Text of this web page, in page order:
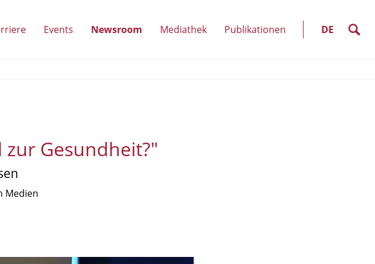
suche
LANGUAGE
DE
(Unterpunkte
Events (Unterpunkte
Newsroom (Unterpunkte
Mediathek Publikationen
Gesundheit?"
Medien